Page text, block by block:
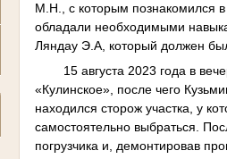
М.Н., с которым познакомился
обладали необходимыми
Ляндау Э.А, который должен
15 августа 2023 года в
«Кулинское», после чего
находился сторож участка, у
самостоятельно выбраться.
погрузчика и, демонтировав